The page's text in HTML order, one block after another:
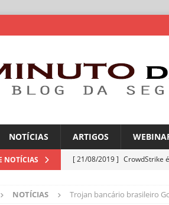
NOTÍCIAS ARTIGOS
NOTÍCIAS [ 21/08/2019 ] CrowdStrike
[ 06/08/2026 ] América
NOTÍCIAS Trojan bancário brasileiro